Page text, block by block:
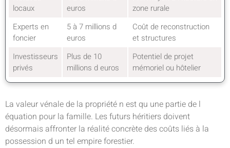
locaux
euros
zone rurale
Experts en
foncier
5 à 7 millions d
euros
Coût de reconstruction
et structures
Investisseurs
privés
Plus de 10
millions d euros
Potentiel de projet
mémoriel ou hôtelier
La valeur vénale de la propriété n est qu une partie de l
équation pour la famille. Les futurs héritiers doivent
désormais affronter la réalité concrète des coûts liés à la
possession d un tel empire forestier.